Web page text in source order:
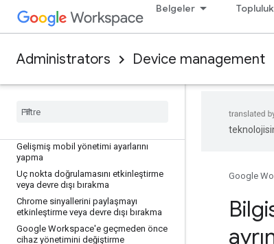
Belgeler Topluluk
Administrators Device management
Chrome ve ChromeOS cihaz yönetimini
kullanmaya başlama
Genel Bakış: Kullanıcıların
yönetme
Yönetimi ayarlama
Gelişmiş mobil yönetimi ayarlarını
yapma
Uç nokta doğrulamasını etkinleştirme
veya devre dışı bırakma
Chrome sinyallerini paylaşmayı
etkinleştirme veya devre dışı bırakma
Google Workspace'e geçmeden önce
cihaz yönetimini değiştirme
Google